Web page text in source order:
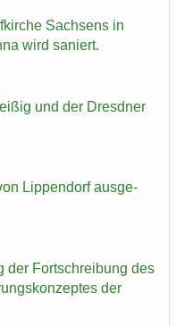
Sach­sens in
wird sa­niert.
und der Dresd­ner
Lip­pen­dorf aus­ge­
der Fort­schrei­bung des
der